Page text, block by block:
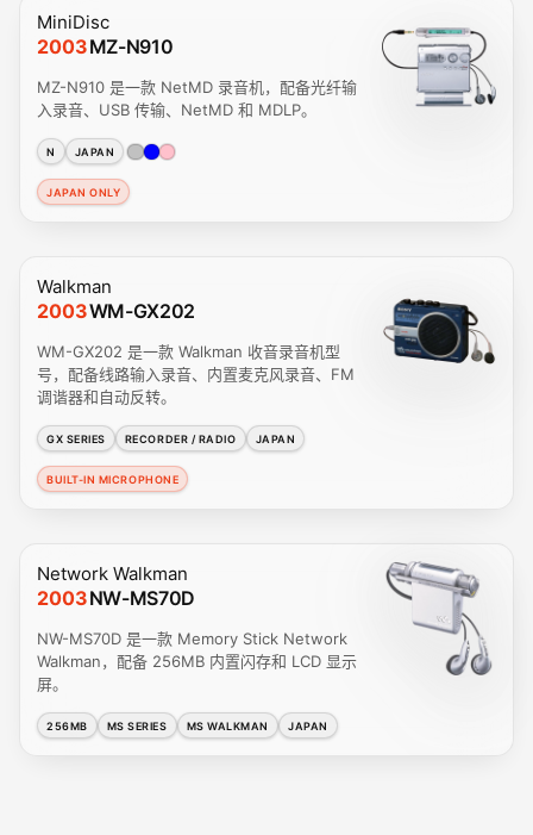
MiniDisc
2003MZ-N910
MZ-N910 是一款 NetMD 录音机，配备光纤输
入录音、USB 传输、NetMD 和 MDLP。
N JAPAN
JAPAN ONLY
Walkman
2003WM-GX202
WM-GX202 是一款 Walkman 收音录音机型
号，配备线路输入录音、内置麦克风录音、FM
调谐器和自动反转。
GX SERIES RECORDER / RADIO JAPAN
BUILT-IN MICROPHONE
Network Walkman
2003NW-MS70D
NW-MS70D 是一款 Memory Stick Network
Walkman，配备 256MB 内置闪存和 LCD 显示
屏。
256MB MS SERIES MS WALKMAN JAPAN